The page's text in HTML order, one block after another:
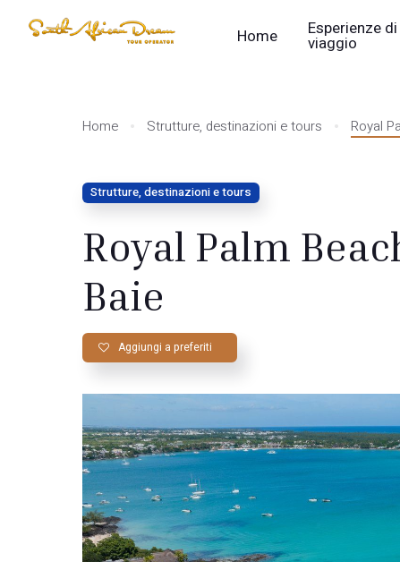
Home Esperienze di
viaggio
Home Strutture, destinazioni e tours Royal
Strutture, destinazioni e tours
Royal Palm
Baie
Aggiungi a preferiti